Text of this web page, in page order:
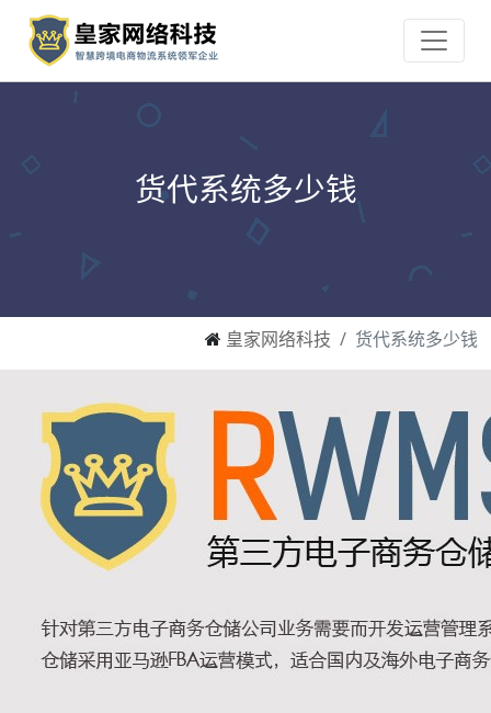
货代系统多少钱
皇家网络科技 货代系统多少钱